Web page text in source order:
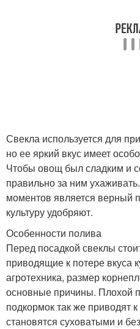
Свекла используется для
но ее яркий вкус имеет
Чтобы овощ был сладким и
правильно за ним
моментов является верный
культуру удобряют.
Особенности полива
Перед посадкой свеклы
приводящие к потере вкуса
агротехника, размер
основные причины. Плохой
подкормок так же приводят
становятся суховатыми и